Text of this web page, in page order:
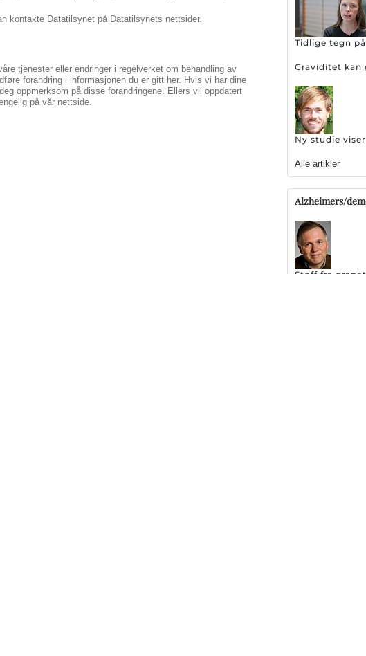
kontakte Datatilsynet på Datatilsynets nettsider.
tjenester eller endringer i regelverket om behandling av
forandring i informasjonen du er gitt her. Hvis vi har dine
oppmerksom på disse forandringene. Ellers vil oppdatert
på vår nettside.
Tidlige tegn
Graviditet kan
Ny studie
Alle artikler
Alzheimers/
Stoff fra